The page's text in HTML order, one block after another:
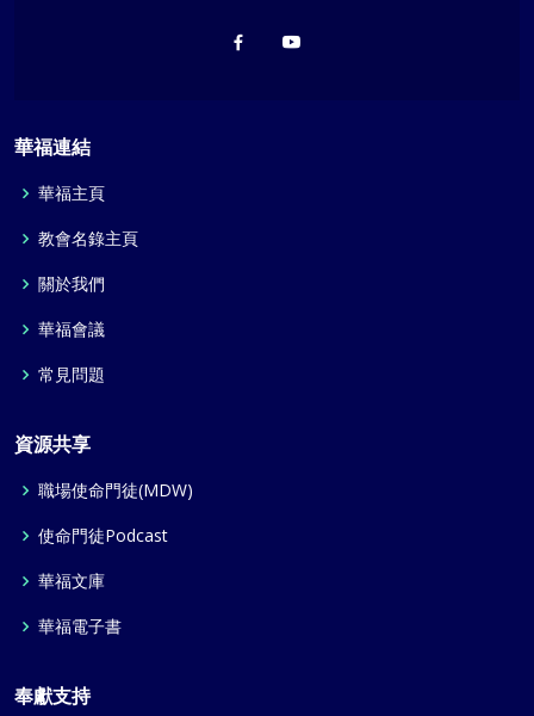
華福連結
華福主頁
教會名錄主頁
關於我們
華福會議
常見問題
資源共享
職場使命門徒(MDW)
使命門徒Podcast
華福文庫
華福電子書
奉獻支持